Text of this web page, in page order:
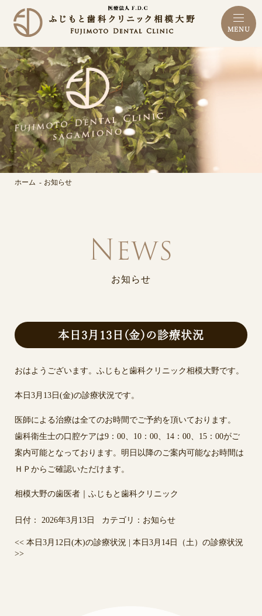
MENU
ホーム お知らせ
お知らせ
本日3月13日(金)の診療状況
おはようございます。ふじもと歯科クリニック相模大野です。
本日3月13日(金)の診療状況です。
医師による治療は全てのお時間でご予約を頂いております。
歯科衛生士の口腔ケアは9：00、10：00、14：00、15：00がご
案内可能となっております。明日以降のご案内可能なお時間は
ＨＰからご確認いただけます。
相模大野の歯医者｜ふじもと歯科クリニック
日付： 2026年3月13日 カテゴリ： お知らせ
<< 本日3月12日(木)の診療状況
本日3月14日（土）の診療状況
>>